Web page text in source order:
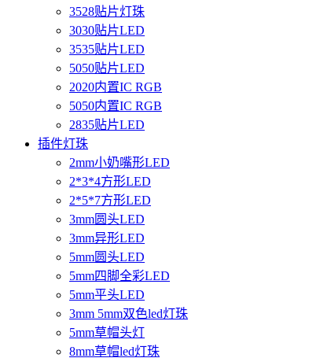
3528贴片灯珠
3030贴片LED
3535贴片LED
5050贴片LED
2020内置IC RGB
5050内置IC RGB
2835贴片LED
插件灯珠
2mm小奶嘴形LED
2*3*4方形LED
2*5*7方形LED
3mm圆头LED
3mm异形LED
5mm圆头LED
5mm四脚全彩LED
5mm平头LED
3mm 5mm双色led灯珠
5mm草帽头灯
8mm草帽led灯珠